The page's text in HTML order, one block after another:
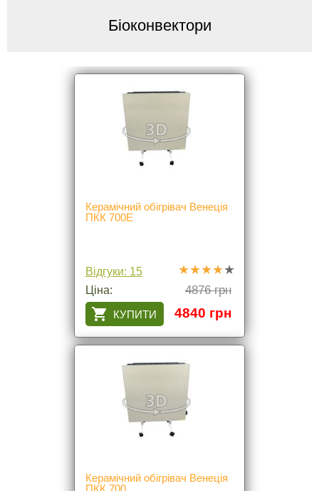
Біоконвектори
Керамічний обігрівач Венеція
ПКК 700Е
Відгуки: 15
Ціна:
4876 грн
4840 грн
Керамічний обігрівач Венеція